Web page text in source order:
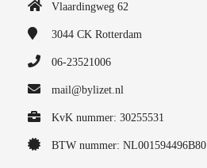
Vlaardingweg 62
3044 CK Rotterdam
06-23521006
mail@bylizet.nl
KvK nummer: 30255531
BTW nummer: NL001594496B80